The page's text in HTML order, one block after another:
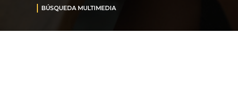
BÚSQUEDA MULTIMEDIA